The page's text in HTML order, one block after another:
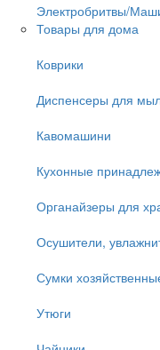
Электробритвы/
Товары для дома
Коврики
Диспенсеры для
Кавомашини
Кухонные
Органайзеры для
Осушители,
Сумки
Утюги